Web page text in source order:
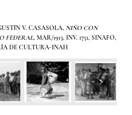
V. CASASOLA,NIÑO CON
FEDERAL, MAR/1913. INV. 1751, SINAFO,
DE CULTURA-INAH